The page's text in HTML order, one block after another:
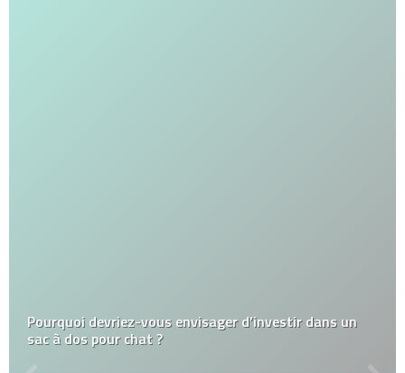
Pourquoi devriez-vous envisager d’investir dans un
sac à dos pour chat ?